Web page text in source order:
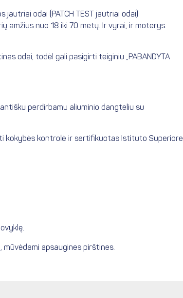
odai (PATCH TEST jautriai odai)
amžius nuo 18 iki 70 metų. Ir vyrai, ir moterys.
odai, todėl gali pasigirti teiginiu „PABANDYTA
perdirbamu aliuminio dangteliu su
kokybės kontrolė ir sertifikuotas Istituto Superiore
mūvėdami apsaugines pirštines.